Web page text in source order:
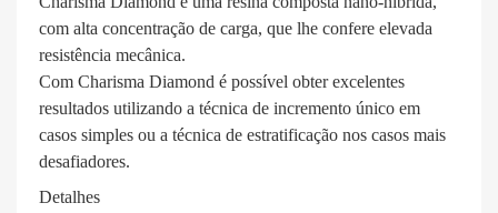
com alta concentração de carga, que lhe confere elevada
resistência mecânica.
Com Charisma Diamond é possível obter excelentes
resultados utilizando a técnica de incremento único em
casos simples ou a técnica de estratificação nos casos mais
desafiadores.
Detalhes